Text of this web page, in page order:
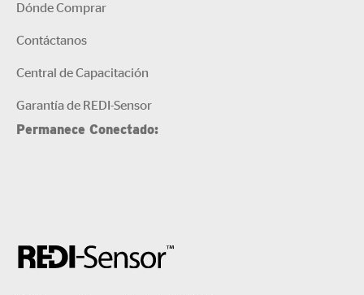
Dónde Comprar
Contáctanos
Central de Capacitación
Garantía de REDI-Sensor
Permanece Conectado: